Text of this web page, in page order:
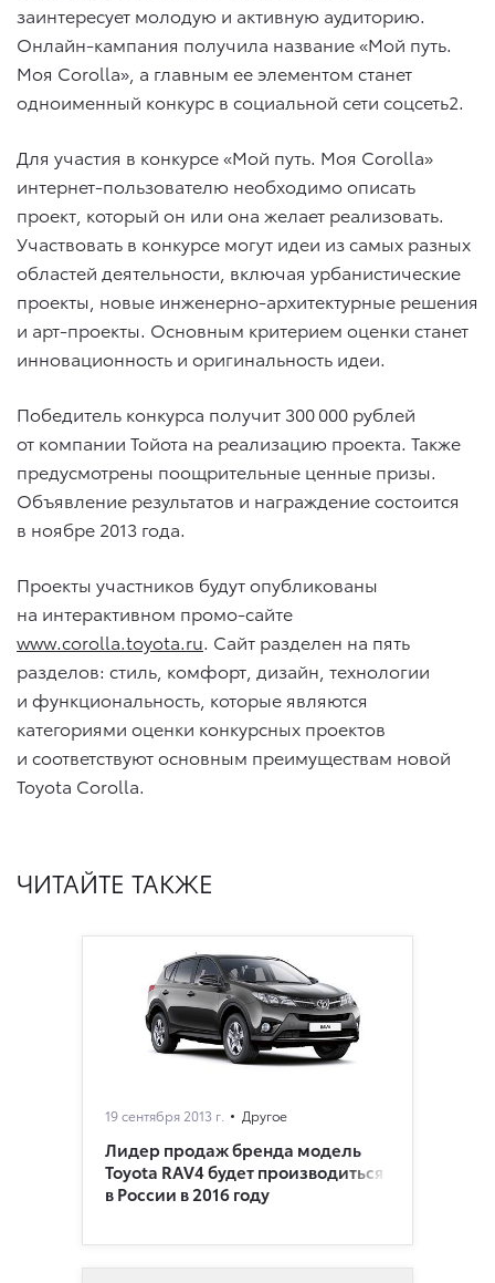
заинтересует молодую и активную аудиторию.
Онлайн-кампания получила название «Мой путь.
Моя Corolla», а главным ее элементом станет
одноименный конкурс в социальной сети соцсеть2.
Для участия в конкурсе «Мой путь. Моя Corolla»
интернет-пользователю необходимо описать
проект, который он или она желает реализовать.
Участвовать в конкурсе могут идеи из самых разных
областей деятельности, включая урбанистические
проекты, новые инженерно-архитектурные решения
и арт-проекты. Основным критерием оценки станет
инновационность и оригинальность идеи.
Победитель конкурса получит 300 000 рублей
от компании Тойота на реализацию проекта. Также
предусмотрены поощрительные ценные призы.
Объявление результатов и награждение состоится
в ноябре 2013 года.
Проекты участников будут опубликованы
на интерактивном промо-сайте
www.corolla.toyota.ru. Сайт разделен на пять
разделов: стиль, комфорт, дизайн, технологии
и функциональность, которые являются
категориями оценки конкурсных проектов
и соответствуют основным преимуществам новой
Toyota Corolla.
ЧИТАЙТЕ ТАКЖЕ
19 сентября 2013 г. Другое
Лидер продаж бренда модель
Toyota RAV4 будет производиться
в России в 2016 году